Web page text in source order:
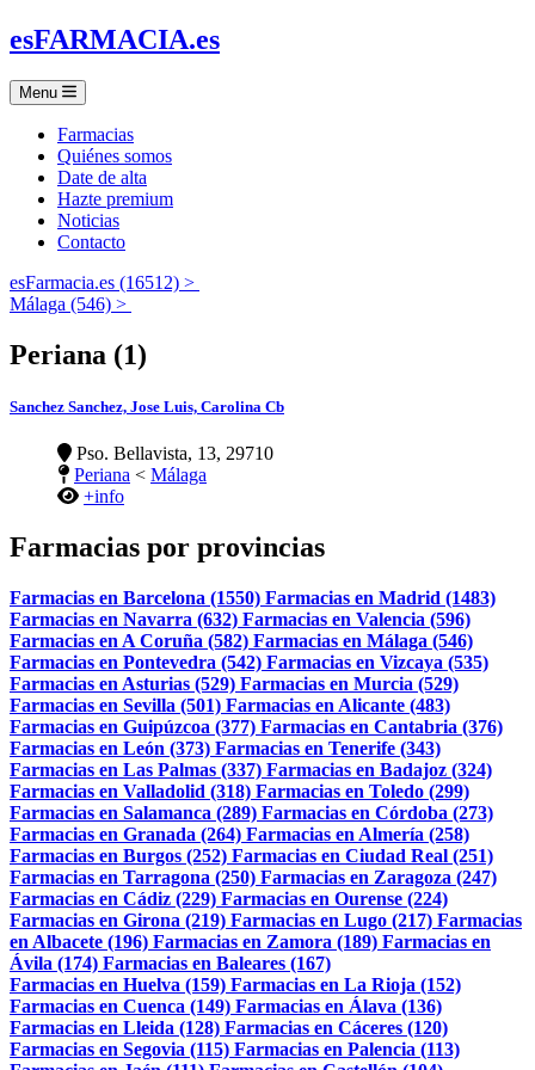
esFARMACIA.es
Menu
Farmacias
Quiénes somos
Date de alta
Hazte premium
Noticias
Contacto
esFarmacia.es (16512) >
Málaga (546) >
Periana (1)
Sanchez Sanchez, Jose Luis, Carolina Cb
Pso. Bellavista, 13, 29710
Periana < Málaga
+info
Farmacias por provincias
Farmacias en Barcelona (1550) Farmacias en Madrid (1483)
Farmacias en Navarra (632) Farmacias en Valencia (596)
Farmacias en A Coruña (582) Farmacias en Málaga (546)
Farmacias en Pontevedra (542) Farmacias en Vizcaya (535)
Farmacias en Asturias (529) Farmacias en Murcia (529)
Farmacias en Sevilla (501) Farmacias en Alicante (483)
Farmacias en Guipúzcoa (377) Farmacias en Cantabria (376)
Farmacias en León (373) Farmacias en Tenerife (343)
Farmacias en Las Palmas (337) Farmacias en Badajoz (324)
Farmacias en Valladolid (318) Farmacias en Toledo (299)
Farmacias en Salamanca (289) Farmacias en Córdoba (273)
Farmacias en Granada (264) Farmacias en Almería (258)
Farmacias en Burgos (252) Farmacias en Ciudad Real (251)
Farmacias en Tarragona (250) Farmacias en Zaragoza (247)
Farmacias en Cádiz (229) Farmacias en Ourense (224)
Farmacias en Girona (219) Farmacias en Lugo (217) Farmacias
en Albacete (196) Farmacias en Zamora (189) Farmacias en
Ávila (174) Farmacias en Baleares (167)
Farmacias en Huelva (159) Farmacias en La Rioja (152)
Farmacias en Cuenca (149) Farmacias en Álava (136)
Farmacias en Lleida (128) Farmacias en Cáceres (120)
Farmacias en Segovia (115) Farmacias en Palencia (113)